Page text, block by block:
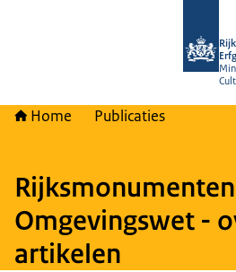
Home Publicaties
Omgevingswet -
artikelen